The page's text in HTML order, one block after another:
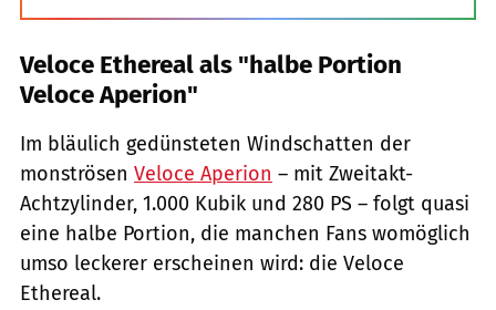
Veloce Ethereal als "halbe Portion
Veloce Aperion"
Im bläulich gedünsteten Windschatten der
monströsen Veloce Aperion – mit Zweitakt-
Achtzylinder, 1.000 Kubik und 280 PS – folgt quasi
eine halbe Portion, die manchen Fans womöglich
umso leckerer erscheinen wird: die Veloce
Ethereal.